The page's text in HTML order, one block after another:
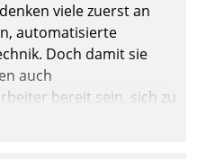
viele zuerst an
automatisierte
Doch damit sie
auch
bereit sein, sich zu
werden sie an ihr